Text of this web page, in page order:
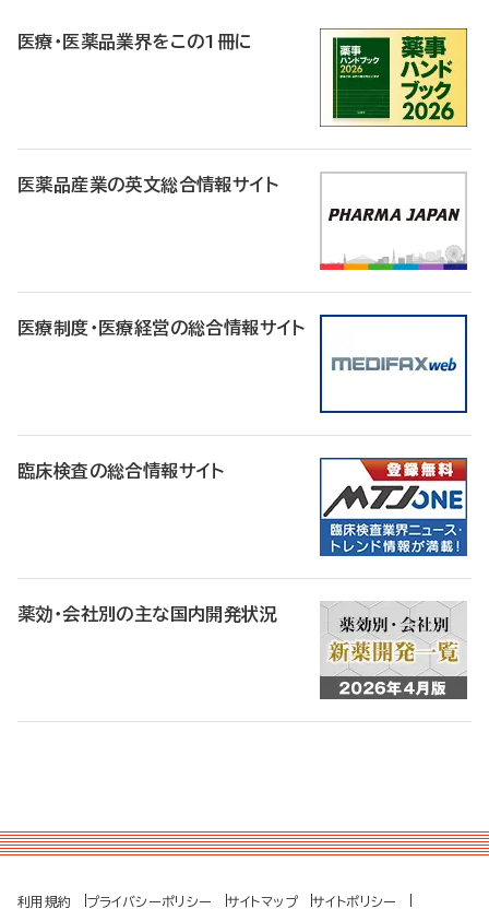
医療・医薬品業界をこの1冊に
医薬品産業の英文総合情報サイト
医療制度・医療経営の総合情報サイト
臨床検査の総合情報サイト
薬効・会社別の主な国内開発状況
利用規約 プライバシーポリシー サイトマップ サイトポリシー